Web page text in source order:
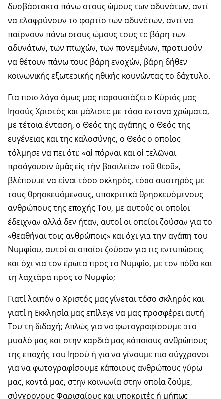
δυσβάστακτα πάνω στους ώμους των αδυνάτων, αντί
να ελαφρύνουν το φορτίο των αδυνάτων, αντί να
παίρνουν πάνω στους ώμους τους τα βάρη των
αδυνάτων, των πτωχών, των πονεμένων, προτιμούν
να θέτουν πάνω τους βάρη ενοχών, βάρη δήθεν
κοινωνικής εξωτερικής ηθικής κουνώντας το δάχτυλο.
Για ποιο λόγο όμως μας παρουσιάζει ο Κύριός μας
Ιησούς Χριστός και μάλιστα με τόσο έντονα χρώματα,
με τέτοια ένταση, ο Θεός της αγάπης, ο Θεός της
ευγένειας και της καλοσύνης, ο Θεός ο οποίος
τόλμησε να πει ότι: «αἱ πόρναι και οἱ τελῶναι
προάγουσιν ὑμᾶς εἰς τὴν βασιλείαν τοῦ θεοῦ»,
βλέπουμε να είναι τόσο σκληρός, τόσο αυστηρός με
τους θρησκευόμενους, υποκριτικά θρησκευόμενους
ανθρώπους της εποχής Του, με αυτούς οι οποίοι
έδειχναν αλλά δεν ήταν, αυτοί οι οποίοι ζούσαν για το
«θεαθήναι τοις ανθρώποις» και όχι για την αγάπη του
Νυμφίου, αυτοί οι οποίοι ζούσαν για τις εντυπώσεις
και όχι για τον έρωτα προς το Νυμφίο, με τον πόθο και
τη λαχτάρα προς το Νυμφίο;
Γιατί λοιπόν ο Χριστός μας γίνεται τόσο σκληρός και
γιατί η Εκκλησία μας επίλεγε να μας προσφέρει αυτή
Του τη διδαχή; Απλώς για να φωτογραφίσουμε στο
μυαλό μας και στην καρδιά μας κάποιους ανθρώπους
της εποχής του Ιησού ή για να γίνουμε πιο σύγχρονοι
για να φωτογραφίσουμε κάποιους ανθρώπους γύρω
μας, κοντά μας, στην κοινωνία στην οποία ζούμε,
σύγχρονους Φαρισαίους και υποκριτές ή μήπως